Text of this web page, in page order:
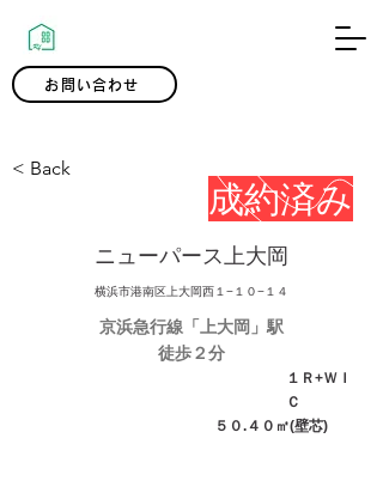
お問い合わせ
成約済み
ニューパース上大岡
横浜市港南区上大岡西１−１０−１４
京浜急行線「上大岡」駅
徒歩２分
１Ｒ+ＷＩ
Ｃ
５０.４０㎡(壁芯)
< Back